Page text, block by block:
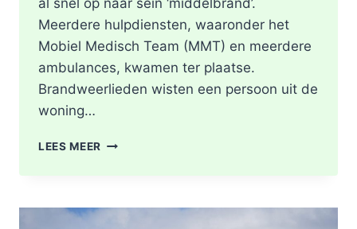
al snel op naar sein ‘middelbrand’.
Meerdere hulpdiensten, waaronder het
Mobiel Medisch Team (MMT) en meerdere
ambulances, kwamen ter plaatse.
Brandweerlieden wisten een persoon uit de
woning…
LEES MEER DODE
WONING